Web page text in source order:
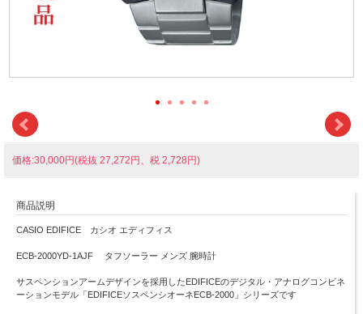
価格:30,000円(税抜 27,272円、税 2,728円)
商品説明
CASIO EDIFICE カシオ エディフィス
ECB-2000YD-1AJF タフソーラー メンズ 腕時計
サスペンションアームデザインを採用したEDIFICEのデジタル・アナログコンビネ
ーションモデル「EDIFICEソスペンシオーネECB-2000」シリーズです